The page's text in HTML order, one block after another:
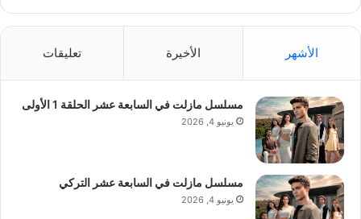
الأشهر الأخيرة تعليقات
مسلسل مازلت في السابعة عشر الحلقة 1 الأولى
يونيو 4, 2026
مسلسل مازلت في السابعة عشر التركي
يونيو 4, 2026